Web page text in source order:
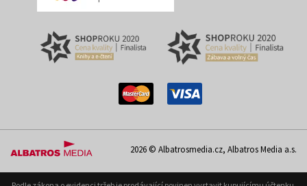
2026 © Albatrosmedia.cz, Albatros Media a.s.